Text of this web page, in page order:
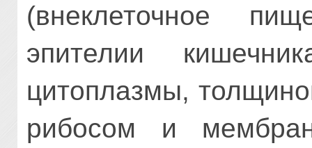
(внеклеточное
эпителии
цитоплазмы,
рибосом и